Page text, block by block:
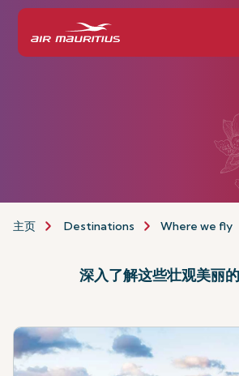
主页 Destinations Where we fly
深入了解这些壮观美丽的